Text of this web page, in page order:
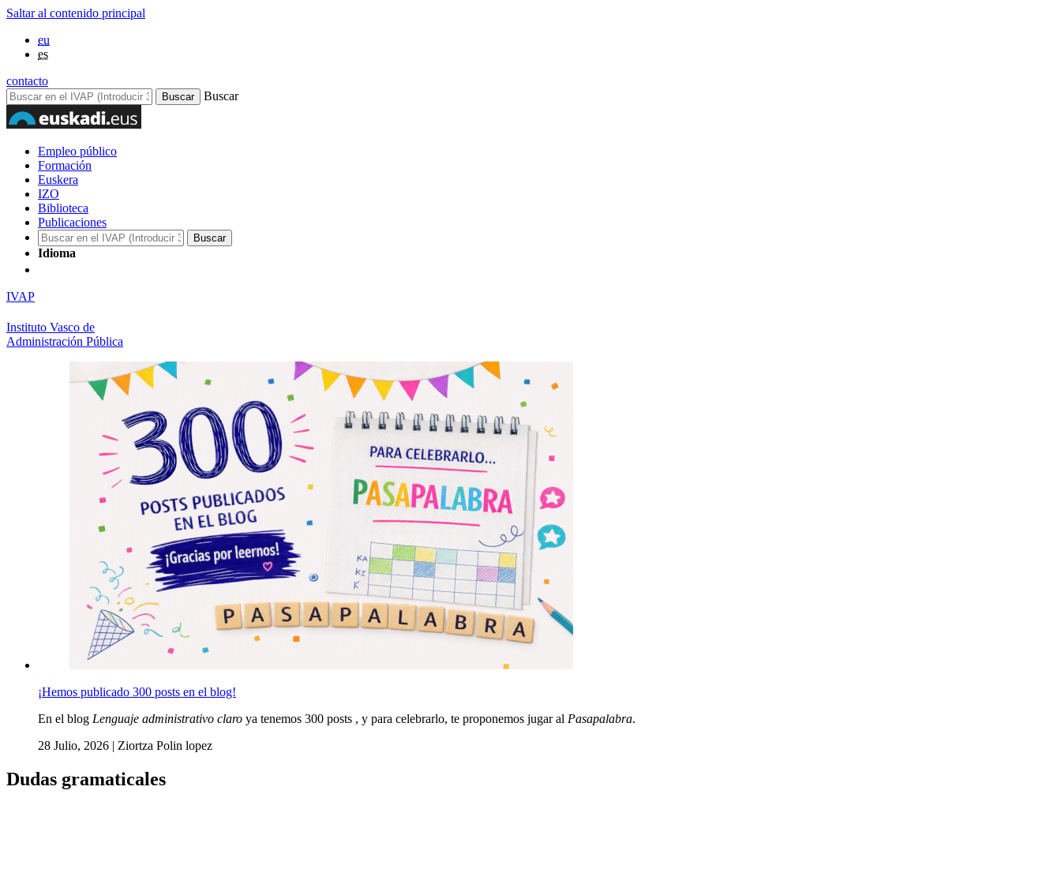
Saltar al contenido principal
eu
es
contacto
Buscar
Empleo público
Formación
Euskera
IZO
Biblioteca
Publicaciones
Idioma
IVAP
Instituto Vasco de
Administración Pública
¡Hemos publicado 300 posts en el blog!
En el blog Lenguaje administrativo claro ya tenemos 300 posts , y para celebrarlo, te proponemos jugar al Pasapalabra.
28 Julio, 2026 | Ziortza Polin lopez
Dudas gramaticales